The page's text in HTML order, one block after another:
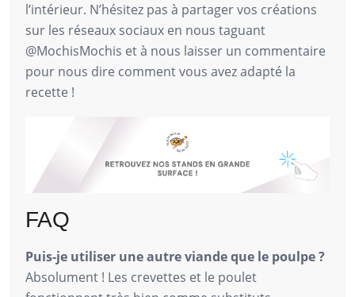
l’intérieur. N’hésitez pas à partager vos créations
sur les réseaux sociaux en nous taguant
@MochisMochis et à nous laisser un commentaire
pour nous dire comment vous avez adapté la
recette !
FAQ
Puis-je utiliser une autre viande que le poulpe ?
Absolument ! Les crevettes et le poulet